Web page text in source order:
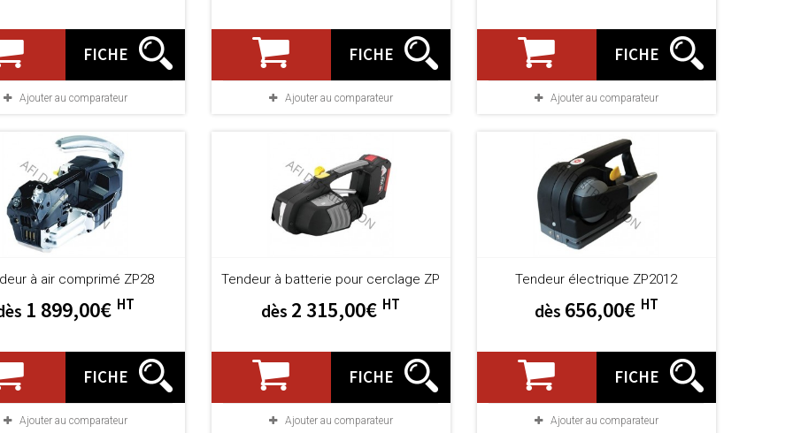
FICHE
Ajouter au comparateur
FICHE
Ajouter au comparateur
FICHE
Ajouter au comparateur
à air comprimé ZP28
1 899,00€ HT
FICHE
Ajouter au comparateur
Tendeur à batterie pour cerclage ZP
dès 2 315,00€ HT
FICHE
Ajouter au comparateur
Tendeur électrique ZP2012
dès 656,00€ HT
FICHE
Ajouter au comparateur